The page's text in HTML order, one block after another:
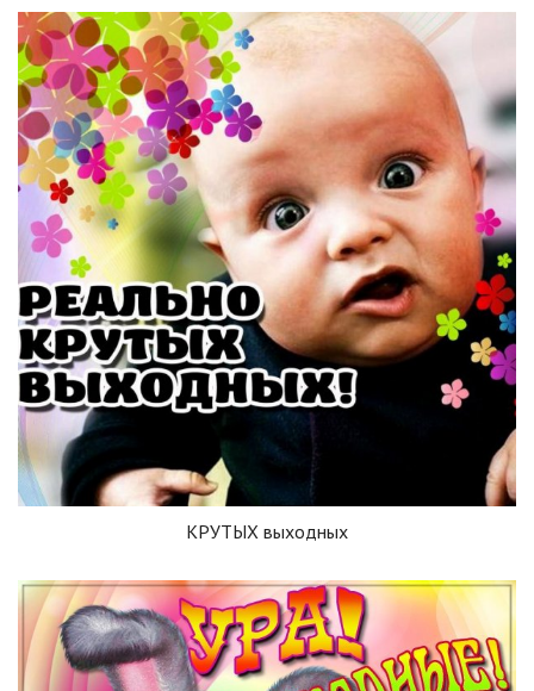
КРУТЫХ выходных